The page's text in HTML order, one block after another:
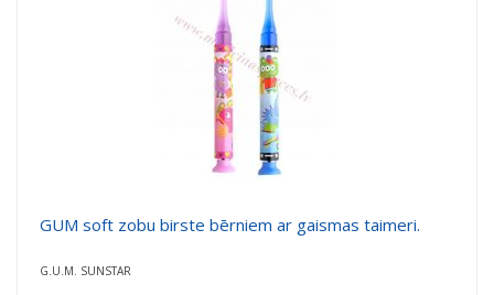
GUM soft zobu birste bērniem ar gaismas taimeri.
G.U.M. SUNSTAR